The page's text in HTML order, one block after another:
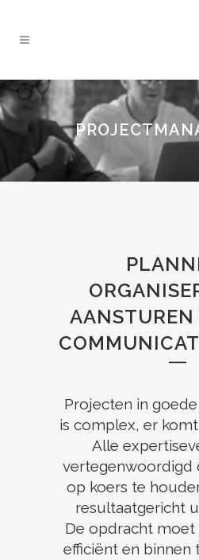
AANSTUREN
Projecten in
is complex, er
Alle
vertegenwoordigd
op koers te
resultaatgericht
De opdracht moet
efficiënt en binnen